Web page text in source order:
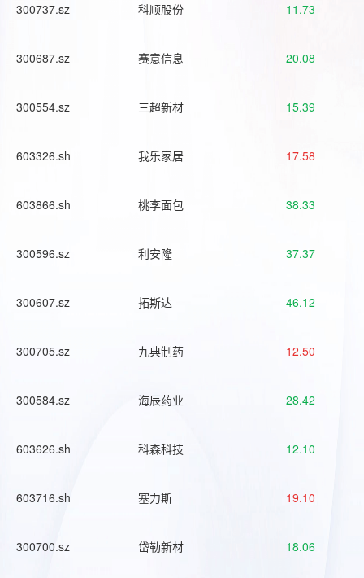
300737.sz 科顺股份 11.73
300687.sz 赛意信息 20.08
300554.sz 三超新材 15.39
603326.sh 我乐家居 17.58
603866.sh 桃李面包 38.33
300596.sz 利安隆 37.37
300607.sz 拓斯达 46.12
300705.sz 九典制药 12.50
300584.sz 海辰药业 28.42
603626.sh 科森科技 12.10
603716.sh 塞力斯 19.10
300700.sz 岱勒新材 18.06